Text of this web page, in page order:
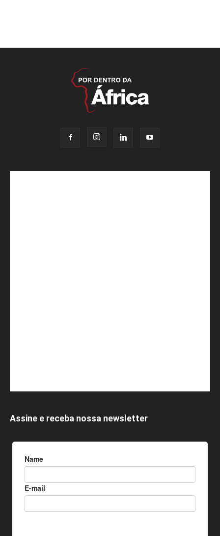
Assine e receba nossa newsletter